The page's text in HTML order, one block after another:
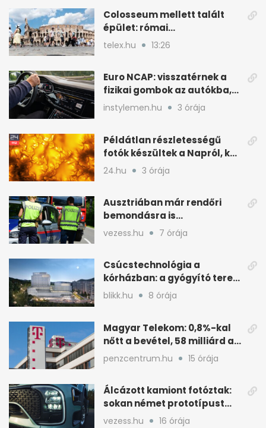
Colosseum mellett talált
épület: római
tűzoltólaktanya vagy
telex.hu 13:26
Euro NCAP: visszatérnek a
fizikai gombok az autókba,
kevesebb nyomkodással
instylemen.hu 3 órája
Példátlan részletességű
fotók készültek a Napról, két
rejtélyre is választ
24.hu 3 órája
Ausztriában már rendőri
bemondásra is
büntethetnek
vezess.hu 7 órája
Csúcstechnológia a
kórházban: a gyógyító terek
kulcsa az áramlás
blikk.hu 8 órája
Magyar Telekom: 0,8%-kal
nőtt a bevétel, 58 milliárd a
nyereség
penzcentrum.hu 15 órája
Álcázott kamiont fotóztak:
sokan német prototípust
sejtenek mögötte
vezess.hu 16 órája